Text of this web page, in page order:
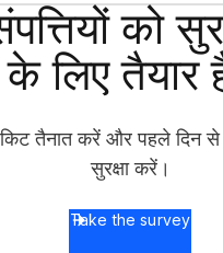
को
के लिए तैयार
किट तैनात करें और पहले दिन
सुरक्षा करें।
Take the survey